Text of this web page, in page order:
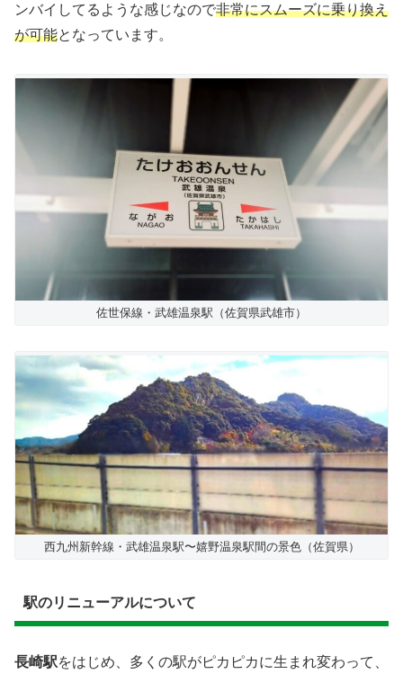
ンバイしてるような感じなので非常にスムーズに乗り換え
が可能となっています。
佐世保線・武雄温泉駅（佐賀県武雄市）
西九州新幹線・武雄温泉駅〜嬉野温泉駅間の景色（佐賀県）
​駅のリニューアルについて
長崎駅をはじめ、多くの駅がピカピカに生まれ変わって、